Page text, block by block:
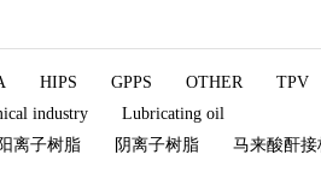
HIPS GPPS OTHER
TPV
industry
Lubricating oil
阳离子树脂 阴离子树脂
马来酸酐接